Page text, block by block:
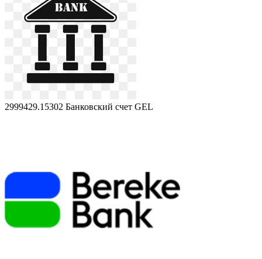
2999429.15302 Банковский счет GEL